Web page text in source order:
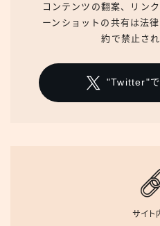
コンテンツの翻案、リン
ーンショットの共有は法
約で禁止され
"Twitter"で
サイト